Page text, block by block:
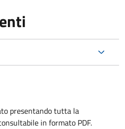
presentando tutta la
in formato PDF.